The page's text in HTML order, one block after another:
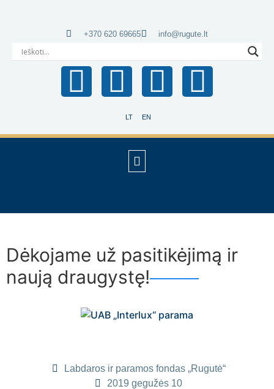
LT EN
+370 620 69665 info@rugute.lt
Dėkojame už pasitikėjimą ir
naują draugystę!
Labdaros ir paramos fondas „Rugutė“
2019 gegužės 10